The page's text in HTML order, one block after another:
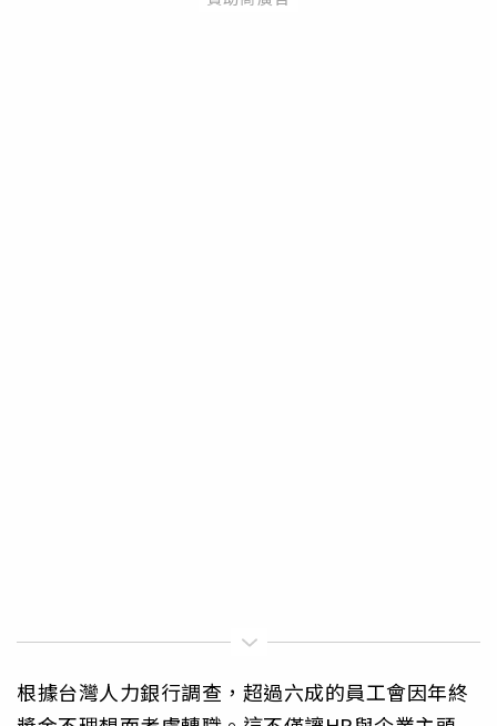
根據台灣人力銀行調查，超過六成的員工會因年終